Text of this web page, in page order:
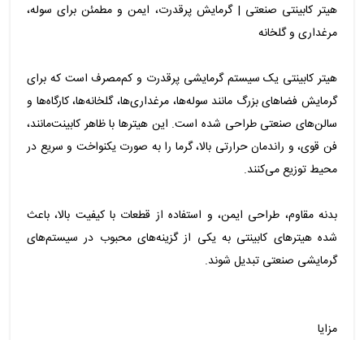
هیتر کابینتی صنعتی | گرمایش پرقدرت، ایمن و مطمئن برای سوله،
مرغداری و گلخانه
هیتر کابینتی یک سیستم گرمایشی پرقدرت و کم‌مصرف است که برای
گرمایش فضاهای بزرگ مانند سوله‌ها، مرغداری‌ها، گلخانه‌ها، کارگاه‌ها و
سالن‌های صنعتی طراحی شده است. این هیترها با ظاهر کابینت‌مانند،
فن قوی، و راندمان حرارتی بالا، گرما را به صورت یکنواخت و سریع در
محیط توزیع می‌کنند.
بدنه مقاوم، طراحی ایمن، و استفاده از قطعات با کیفیت بالا، باعث
شده هیترهای کابینتی به یکی از گزینه‌های محبوب در سیستم‌های
گرمایشی صنعتی تبدیل شوند.
مزایا